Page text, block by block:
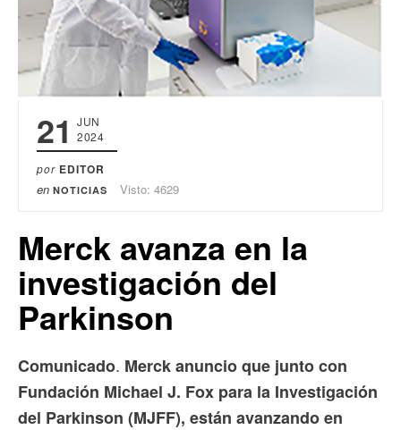
21
JUN
2024
por EDITOR
en NOTICIAS Visto: 4629
Merck avanza en la
investigación del
Parkinson
Comunicado. Merck anuncio que junto con
Fundación Michael J. Fox para la Investigación
del Parkinson (MJFF), están avanzando en